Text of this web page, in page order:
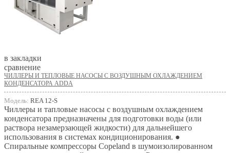
в закладки
сравнение
ЧИЛЛЕРЫ И ТЕПЛОВЫЕ НАСОСЫ С ВОЗДУШНЫМ ОХЛАЖДЕНИЕМ
КОНДЕНСАТОРА ADDA
Модель: REA 12-S
Чиллеры и тапловые насосы с воздушным охлаждением
конденсатора предназначены для подготовки воды (или
раствора незамерзающей жидкости) для дальнейшего
использования в системах кондиционирования. ●
Спиральные компрессоры Copeland в шумоизолированном